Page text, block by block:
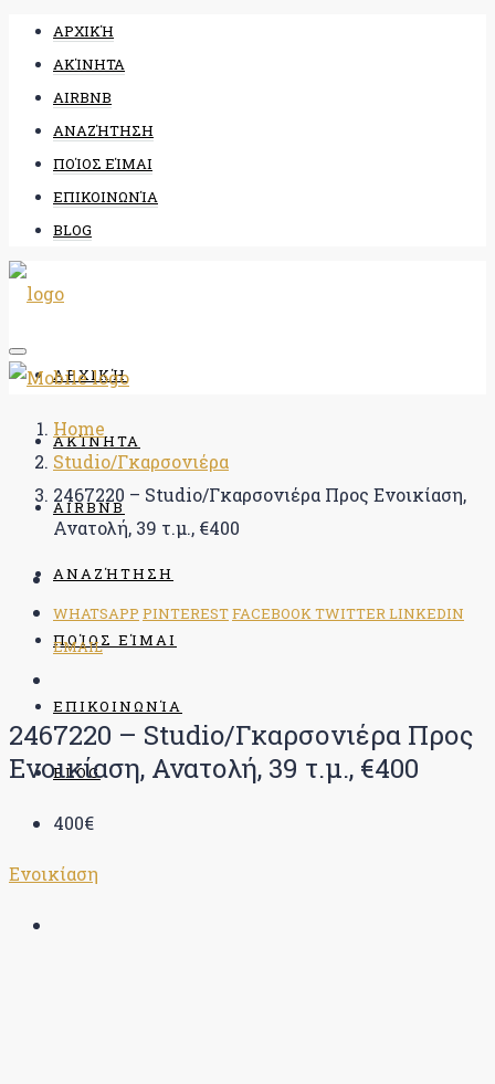
ΑΡΧΙΚΉ
ΑΚΊΝΗΤΑ
AIRBNB
ΑΝΑΖΉΤΗΣΗ
ΠΟΊΟΣ ΕΊΜΑΙ
ΕΠΙΚΟΙΝΩΝΊΑ
BLOG
ΑΡΧΙΚΉ
ΑΚΊΝΗΤΑ
AIRBNB
ΑΝΑΖΉΤΗΣΗ
ΠΟΊΟΣ ΕΊΜΑΙ
ΕΠΙΚΟΙΝΩΝΊΑ
BLOG
Home
Studio/Γκαρσονιέρα
2467220 – Studio/Γκαρσονιέρα Προς Ενοικίαση,
Ανατολή, 39 τ.μ., €400
WHATSAPP PINTERESTFACEBOOKTWITTERLINKEDIN
EMAIL
2467220 – Studio/Γκαρσονιέρα Προς
Ενοικίαση, Ανατολή, 39 τ.μ., €400
400€
Ενοικίαση